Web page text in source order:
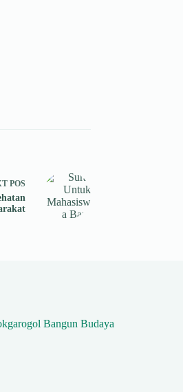
POS
Bangun Budaya